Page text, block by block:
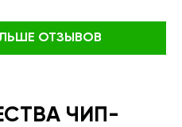
ОТЗЫВОВ
ЧИП-